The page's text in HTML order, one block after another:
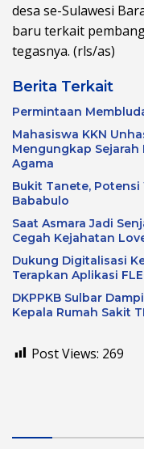
desa se-Sulawesi
baru terkait
tegasnya. (rls/as)
Berita Terkait
Permintaan
Mahasiswa KKN
Mengungkap Sejarah
Agama
Bukit Tanete, Potensi
Bababulo
Saat Asmara Jadi
Cegah Kejahatan
Dukung Digitalisasi
Terapkan Aplikasi
DKPPKB Sulbar
Kepala Rumah Sakit
Post Views: 269